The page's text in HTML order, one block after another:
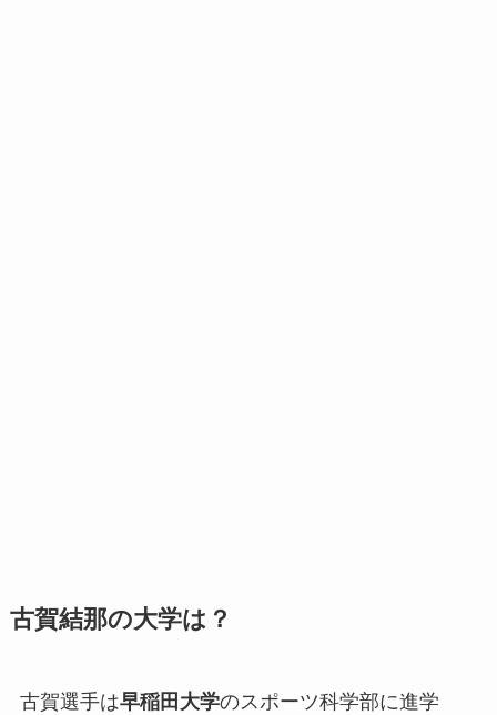
古賀結那の大学は？
古賀選手は早稲田大学のスポーツ科学部に進学